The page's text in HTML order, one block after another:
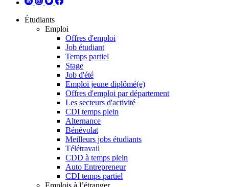
Étudiants
Emploi
Offres d'emploi
Job étudiant
Temps partiel
Stage
Job d'été
Emploi jeune diplômé(e)
Offres d'emploi par département
Les secteurs d'activité
CDI temps plein
Alternance
Bénévolat
Meilleurs jobs étudiants
Télétravail
CDD à temps plein
Auto Entrepreneur
CDI temps partiel
Emplois à l’étranger